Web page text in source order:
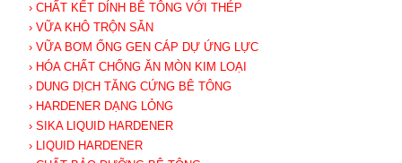
› CHẤT KẾT DÍNH BÊ TÔNG VỚI THÉP
› VỮA KHÔ TRỘN SẴN
› VỮA BƠM ỐNG GEN CÁP DỰ ỨNG LỰC
› HÓA CHẤT CHỐNG ĂN MÒN KIM LOẠI
› DUNG DỊCH TĂNG CỨNG BÊ TÔNG
› HARDENER DẠNG LỎNG
› SIKA LIQUID HARDENER
› LIQUID HARDENER